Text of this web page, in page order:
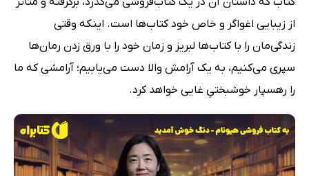
از زیبایی اغواگر و خاص خود کتاب‌ها است. اینکه وقتی
زندگی‌مان را با کتاب‌ها لبریز و زمان خود را با ورق زدن رمان‌ها
سپری می‌کنیم، به یک آرامش والا دست می‌یابیم؛ آرامشی که ما
را رهسپار خوشبختیِ غایی خواهد کرد.